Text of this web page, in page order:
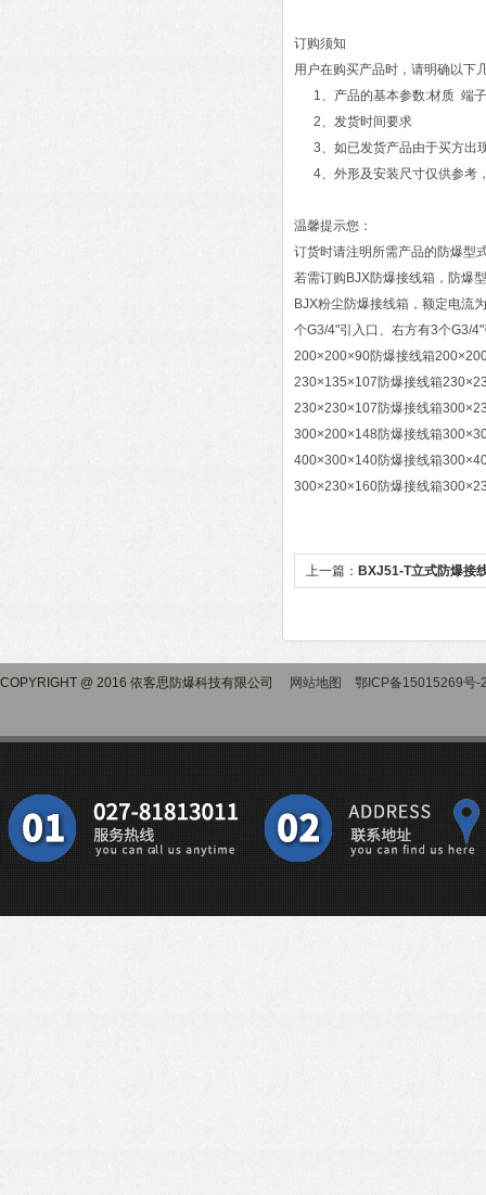
订购须知
用户在购买产品时，请明确以下
1、产品的基本参数:材质 端
2、发货时间要求
3、如已发货产品由于买方出
4、外形及安装尺寸仅供参考
温馨提示您：
订货时请注明所需产品的防爆型
若需订购BJX防爆接线箱，防爆
BJX粉尘防爆接线箱，额定电流
个G3/4"引入口、右方有3个G3/
200×200×90防爆接线箱
230×135×107防爆接线箱
230×230×107防爆接线箱
300×200×148防爆接线箱
400×300×140防爆接线箱
300×230×160防爆接线箱
上一篇： BXJ51-T立式防爆接
COPYRIGHT @ 2016 依客思防爆科技有限公司 网站地图 鄂ICP备15015269号-